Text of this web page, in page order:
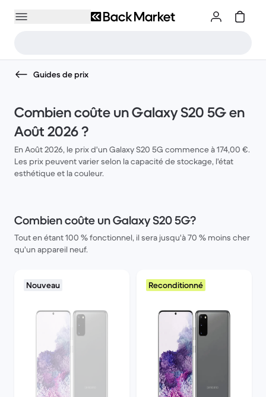
Guides de prix
Combien coûte un Galaxy S20 5G en
Août 2026 ?
En Août 2026, le prix d'un Galaxy S20 5G commence à 174,00 €.
Les prix peuvent varier selon la capacité de stockage, l'état
esthétique et la couleur.
Combien coûte un Galaxy S20 5G?
Tout en étant 100 % fonctionnel, il sera jusqu'à 70 % moins cher
qu'un appareil neuf.
Nouveau Reconditionné